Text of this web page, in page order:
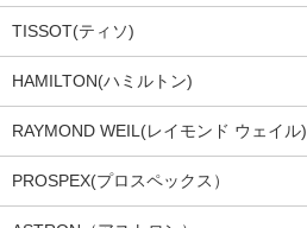
TISSOT(ティソ)
HAMILTON(ハミルトン)
RAYMOND WEIL(レイモンド ウェイル)
PROSPEX(プロスペックス）